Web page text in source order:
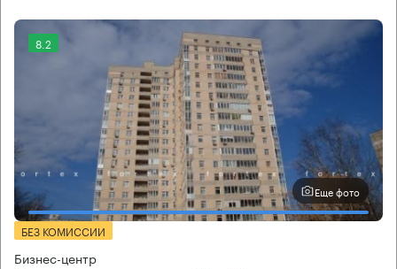
8.2
Еще фото
БЕЗ КОМИССИИ
Бизнес-центр